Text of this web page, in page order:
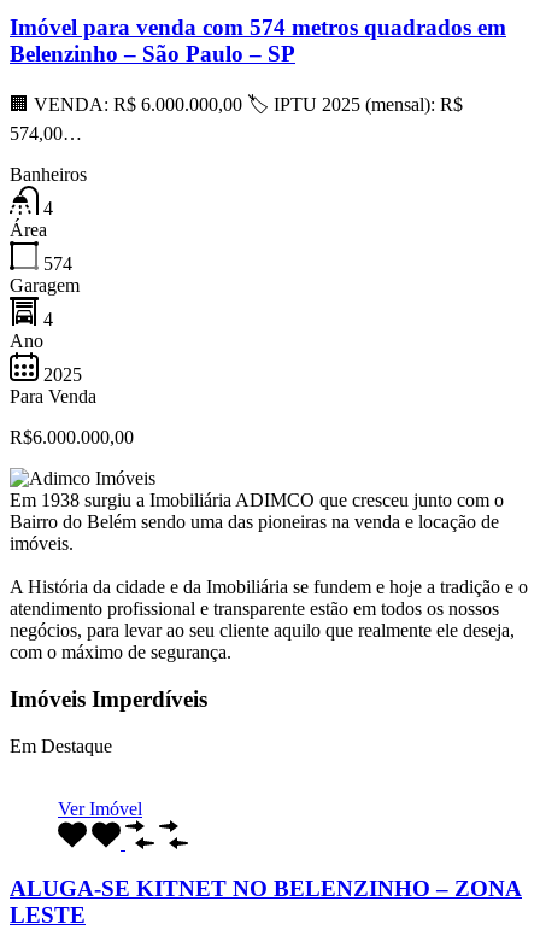
Imóvel para venda com 574 metros quadrados em
Belenzinho – São Paulo – SP
🏢 VENDA: R$ 6.000.000,00 🏷 IPTU 2025 (mensal): R$
574,00…
Banheiros
4
Área
574
Garagem
4
Ano
2025
Para Venda
R$6.000.000,00
Em 1938 surgiu a Imobiliária ADIMCO que cresceu junto com o
Bairro do Belém sendo uma das pioneiras na venda e locação de
imóveis.
A História da cidade e da Imobiliária se fundem e hoje a tradição e o
atendimento profissional e transparente estão em todos os nossos
negócios, para levar ao seu cliente aquilo que realmente ele deseja,
com o máximo de segurança.
Imóveis Imperdíveis
Em Destaque
Ver Imóvel
ALUGA-SE KITNET NO BELENZINHO – ZONA
LESTE